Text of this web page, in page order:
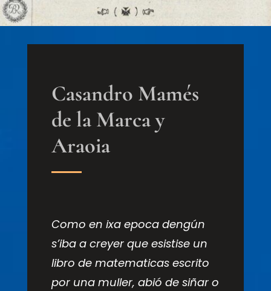
Casandro Mamés
de la Marca y
Araoia
Como en ixa epoca dengún
s’iba a creyer que esistise un
libro de matematicas escrito
por una muller, abió de siñar o